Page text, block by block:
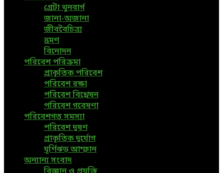
গ্রেটা থুনবার্গ
জানা-অজানা
জীববৈচিত্র্য
ভ্রমণ
বিনোদন
পরিবেশ পরিক্রমা
প্রাকৃতিক পরিবেশ
পরিবেশ রক্ষা
পরিবেশ বিশ্লেষন
পরিবেশ গবেষণা
পরিবেশগত সমস্যা
পরিবেশ দূষণ
প্রাকৃতিক দুর্যোগ
ঘূর্ণিঝড় আম্ফান
অন্যান্য সংবাদ